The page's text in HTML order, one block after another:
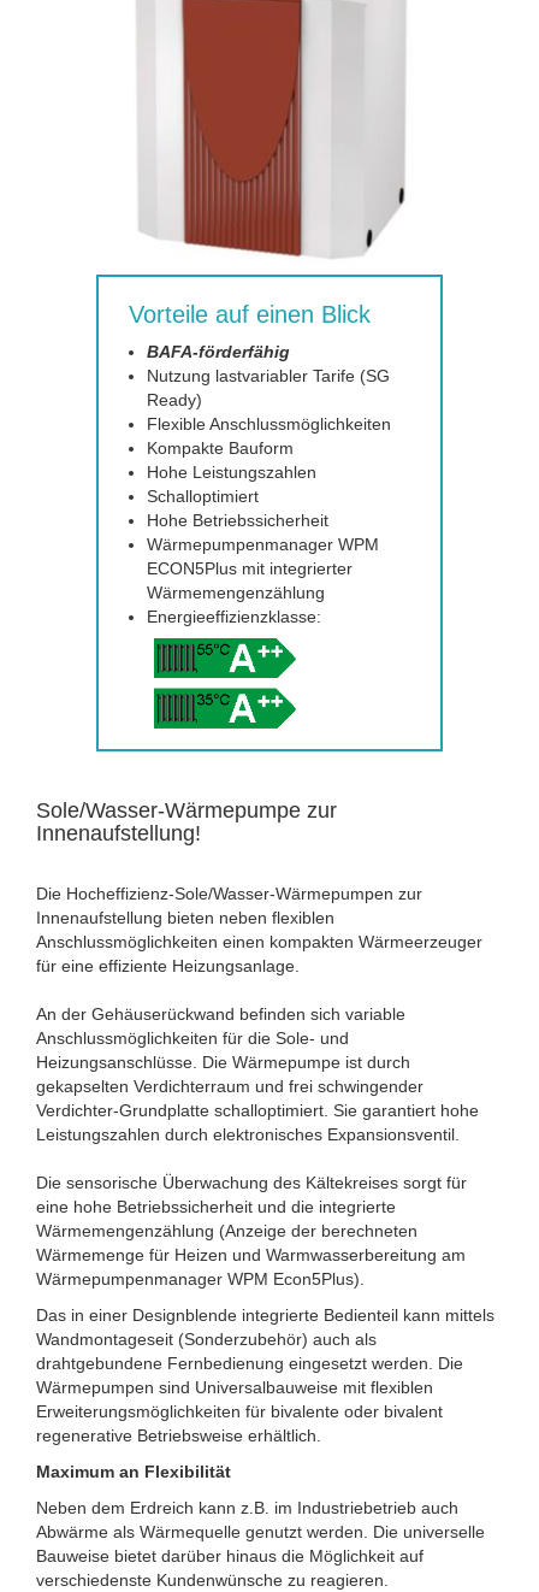
Vorteile auf einen Blick
BAFA-förderfähig
Nutzung lastvariabler Tarife (SG
Ready)
Flexible Anschlussmöglichkeiten
Kompakte Bauform
Hohe Leistungszahlen
Schalloptimiert
Hohe Betriebssicherheit
Wärmepumpenmanager WPM
ECON5Plus mit integrierter
Wärmemengenzählung
Energieeffizienzklasse:
Sole/Wasser-Wärmepumpe zur
Innenaufstellung!
Die Hocheffizienz-Sole/Wasser-Wärmepumpen zur
Innenaufstellung bieten neben flexiblen
Anschlussmöglichkeiten einen kompakten Wärmeerzeuger
für eine effiziente Heizungsanlage.
An der Gehäuserückwand befinden sich variable
Anschlussmöglichkeiten für die Sole- und
Heizungsanschlüsse. Die Wärmepumpe ist durch
gekapselten Verdichterraum und frei schwingender
Verdichter-Grundplatte schalloptimiert. Sie garantiert hohe
Leistungszahlen durch elektronisches Expansionsventil.
Die sensorische Überwachung des Kältekreises sorgt für
eine hohe Betriebssicherheit und die integrierte
Wärmemengenzählung (Anzeige der berechneten
Wärmemenge für Heizen und Warmwasserbereitung am
Wärmepumpenmanager WPM Econ5Plus).
Das in einer Designblende integrierte Bedienteil kann mittels
Wandmontageseit (Sonderzubehör) auch als
drahtgebundene Fernbedienung eingesetzt werden. Die
Wärmepumpen sind Universalbauweise mit flexiblen
Erweiterungsmöglichkeiten für bivalente oder bivalent
regenerative Betriebsweise erhältlich.
Maximum an Flexibilität
Neben dem Erdreich kann z.B. im Industriebetrieb auch
Abwärme als Wärmequelle genutzt werden. Die universelle
Bauweise bietet darüber hinaus die Möglichkeit auf
verschiedenste Kundenwünsche zu reagieren.